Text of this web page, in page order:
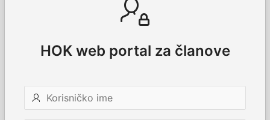
HOK web portal za članove
Korisničko
ime